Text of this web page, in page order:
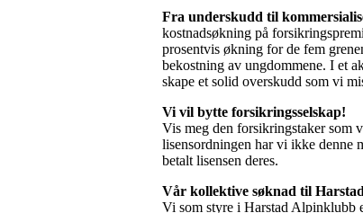
Fra underskudd til
kostnadsøkning på
prosentvis økning for de fem
bekostning av ungdommene. I et
skape et solid overskudd som vi
Vi vil bytte forsikringsselskap!
Vis meg den forsikringstaker som
lisensordningen har vi ikke denne
betalt lisensen deres.
Vår kollektive søknad til
Vi som styre i Harstad Alpinklubb